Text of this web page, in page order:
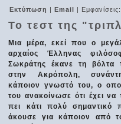
Εκτύπωση |Email |
Το τεστ της
Μια μέρα, εκεί που ο
αρχαίος Έλληνας
Σωκράτης έκανε τη βόλτα
στην Ακρόπολη,
κάποιον γνωστό του, ο
του ανακοίνωσε ότι έχει να
πει κάτι πολύ σημαντικό
άκουσε για κάποιον από